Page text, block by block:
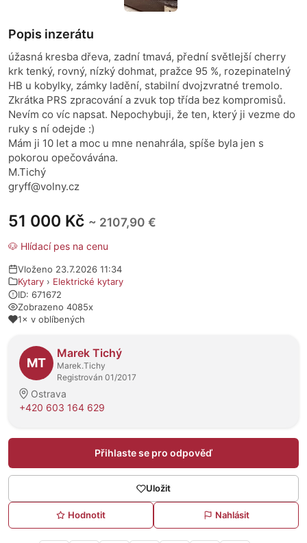
51 000 Kč ~ 2107,90 €
🐶 Hlídací pes na cenu
Vloženo 23.7.2026 11:34
Kytary › Elektrické kytary
ID: 671672
Zobrazeno 4085x
1× v oblíbených
O prodejci
MT
Marek Tichý
Marek.Tichy
Registrován 01/2017
Ostrava
+420 603 164 629
Přihlaste se pro odpověď
Uložit
Hodnotit Nahlásit
Popis inzerátu
úžasná kresba dřeva, zadní tmavá, přední světlejší cherry
krk tenký, rovný, nízký dohmat, pražce 95 %, rozepinatelný
HB u kobylky, zámky ladění, stabilní dvojzvratné tremolo.
Zkrátka PRS zpracování a zvuk top třída bez kompromisů.
Nevím co víc napsat. Nepochybuji, že ten, který ji vezme do
ruky s ní odejde :)
Mám ji 10 let a moc u mne nenahrála, spíše byla jen s
pokorou opečovávána.
M.Tichý
gryff@volny.cz